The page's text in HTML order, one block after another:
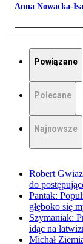
Anna Nowacka-
Powiązane
Polecane
Najnowsze
Robert
do
Pantak:
głęboko się
Szymaniak:
idąc na
Michał